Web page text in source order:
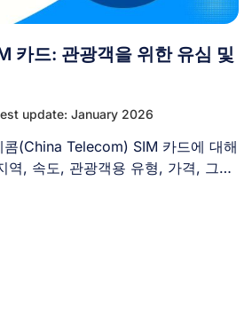
카드: 관광객을 위한 유심 및
update: January 2026
(China Telecom) SIM 카드에 대해
역, 속도, 관광객용 유형, 가격, 그리